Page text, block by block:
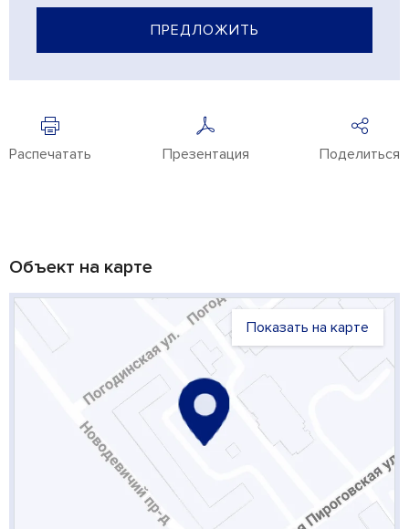
ПРЕДЛОЖИТЬ
Распечатать Презентация Поделиться
Объект на карте
Показать на карте